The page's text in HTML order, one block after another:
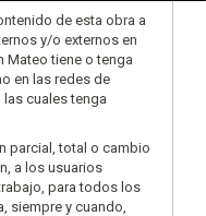
de esta obra a
y/o externos en
Mateo tiene o tenga
en las redes de
cuales tenga
parcial, total o cambio
a los usuarios
para todos los
siempre y cuando,